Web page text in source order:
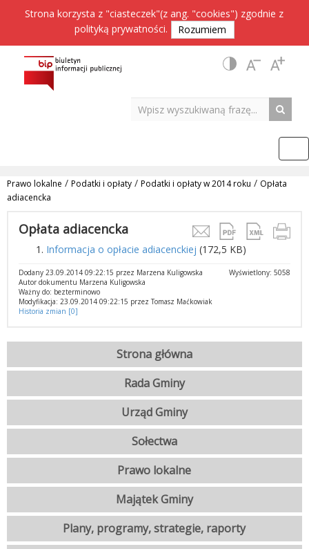
Strona korzysta z "ciasteczek"(z ang. "cookies") zgodnie z
polityką prywatności. Rozumiem
Prawo lokalne / Podatki i opłaty / Podatki i opłaty w 2014 roku / Opłata
adiacencka
Opłata adiacencka
Informacja o opłacie adiacenckiej (172,5 KB)
Wyświetlony: 5058
Dodany 23.09.2014 09:22:15 przez Marzena Kuligowska
Autor dokumentu Marzena Kuligowska
Ważny do: bezterminowo
Modyfikacja: 23.09.2014 09:22:15 przez Tomasz Maćkowiak
Historia zmian [0]
Strona główna
Rada Gminy
Urząd Gminy
Sołectwa
Prawo lokalne
Majątek Gminy
Plany, programy, strategie, raporty